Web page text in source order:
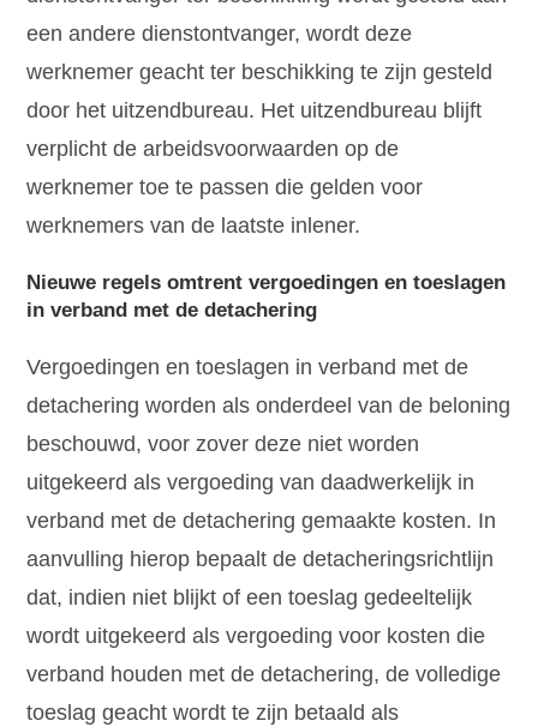
een andere dienstontvanger, wordt deze
werknemer geacht ter beschikking te zijn gesteld
door het uitzendbureau. Het uitzendbureau blijft
verplicht de arbeidsvoorwaarden op de
werknemer toe te passen die gelden voor
werknemers van de laatste inlener.
Nieuwe regels omtrent vergoedingen en toeslagen
in verband met de detachering
Vergoedingen en toeslagen in verband met de
detachering worden als onderdeel van de beloning
beschouwd, voor zover deze niet worden
uitgekeerd als vergoeding van daadwerkelijk in
verband met de detachering gemaakte kosten. In
aanvulling hierop bepaalt de detacheringsrichtlijn
dat, indien niet blijkt of een toeslag gedeeltelijk
wordt uitgekeerd als vergoeding voor kosten die
verband houden met de detachering, de volledige
toeslag geacht wordt te zijn betaald als